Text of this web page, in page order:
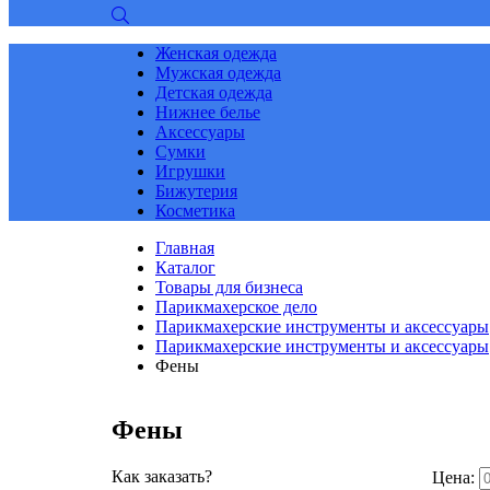
Женская одежда
Мужская одежда
Детская одежда
Нижнее белье
Аксессуары
Сумки
Игрушки
Бижутерия
Косметика
Главная
Каталог
Товары для бизнеса
Парикмахерское дело
Парикмахерские инструменты и аксессуары
Парикмахерские инструменты и аксессуары
Фены
Фены
Как заказать?
Цена: